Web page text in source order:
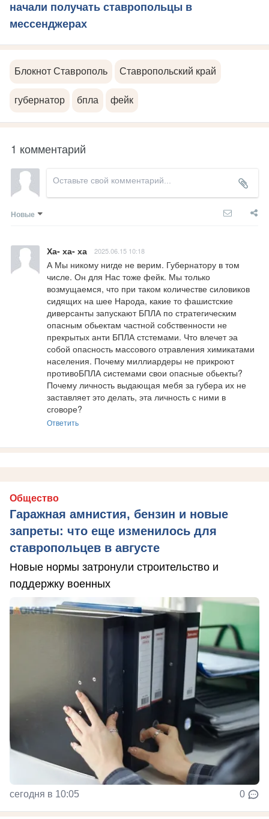
начали получать ставропольцы в
мессенджерах
Блокнот Ставрополь Ставропольский край
губернатор бпла фейк
1 комментарий
Новые
Ха- ха- ха 2025.06.15 10:18
А Мы никому нигде не верим. Губернатору в том
числе. Он для Нас тоже фейк. Мы только
возмущаемся, что при таком количестве силовиков
сидящих на шее Народа, какие то фашистские
диверсанты запускают БПЛА по стратегическим
опасным обьектам частной собственности не
прекрытых анти БПЛА стстемами. Что влечет эа
собой опасность массового отравления химикатами
населения. Почему миллиардеры не прикроют
противоБПЛА системами свои опасные обьекты?
Почему личность выдающая мебя за губера их не
заставляет это делать, эта личность с ними в
сговоре?
Ответить
Общество
Гаражная амнистия, бензин и новые
запреты: что еще изменилось для
ставропольцев в августе
Новые нормы затронули строительство и
поддержку военных
сегодня в 10:05 0